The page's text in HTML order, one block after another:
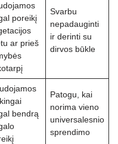
poreikį
ar prieš
Svarbu
nepadauginti
ir derinti su
dirvos būkle
bendrą
Patogu, kai
norima vieno
universalesnio
sprendimo